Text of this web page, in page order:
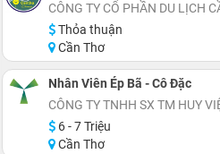
CÔNG TY CỔ PHẦN DU LỊCH
Thỏa thuận
Cần Thơ
Nhân Viên Ép Bã - Cô Đặc
CÔNG TY TNHH SX TM HUY
6 - 7 Triệu
Cần Thơ